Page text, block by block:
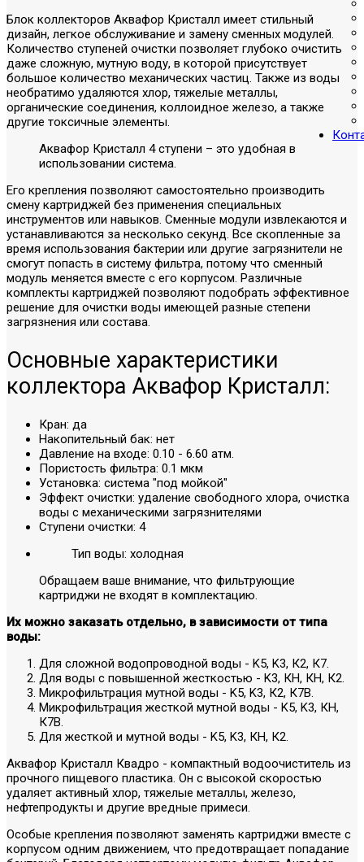
Блок коллекторов Аквафор Кристалл имеет стильный
дизайн, легкое обслуживание и замену сменных модулей.
Количество ступеней очистки позволяет глубоко очистить
даже сложную, мутную воду, в которой присутствует
большое количество механических частиц. Также из воды
необратимо удаляются хлор, тяжелые металлы,
органические соединения, коллоидное железо, а также
другие токсичные элементы.
Аквафор Кристалл 4 ступени – это удобная в
использовании система.
Его крепления позволяют самостоятельно производить
смену картриджей без применения специальных
инструментов или навыков. Сменные модули извлекаются и
устанавливаются за несколько секунд. Все скопленные за
время использования бактерии или другие загрязнители не
смогут попасть в систему фильтра, потому что сменный
модуль меняется вместе с его корпусом. Различные
комплекты картриджей позволяют подобрать эффективное
решение для очистки воды имеющей разные степени
загрязнения или состава.
Основные характеристики
коллектора Аквафор Кристалл:
Кран: да
Накопительный бак: нет
Давление на входе: 0.10 - 6.60 атм.
Пористость фильтра: 0.1 мкм
Установка: система "под мойкой"
Эффект очистки: удаление свободного хлора, очистка
воды с механическими загрязнителями
Ступени очистки: 4
Тип воды: холодная
Обращаем ваше внимание, что фильтрующие
картриджи не входят в комплектацию.
Их можно заказать отдельно, в зависимости от типа
воды:
Для сложной водопроводной воды - K5, K3, К2, К7.
Для воды с повышенной жесткостью - K3, КH, КH, К2.
Микрофильтрация мутной воды - K5, K3, К2, К7B.
Микрофильтрация жесткой мутной воды - K5, K3, КH,
К7B.
Для жесткой и мутной воды - K5, K3, КH, К2.
Аквафор Кристалл Квадро - компактный водоочиститель из
прочного пищевого пластика. Он с высокой скоростью
удаляет активный хлор, тяжелые металлы, железо,
нефтепродукты и другие вредные примеси.
Особые крепления позволяют заменять картриджи вместе с
корпусом одним движением, что предотвращает попадание